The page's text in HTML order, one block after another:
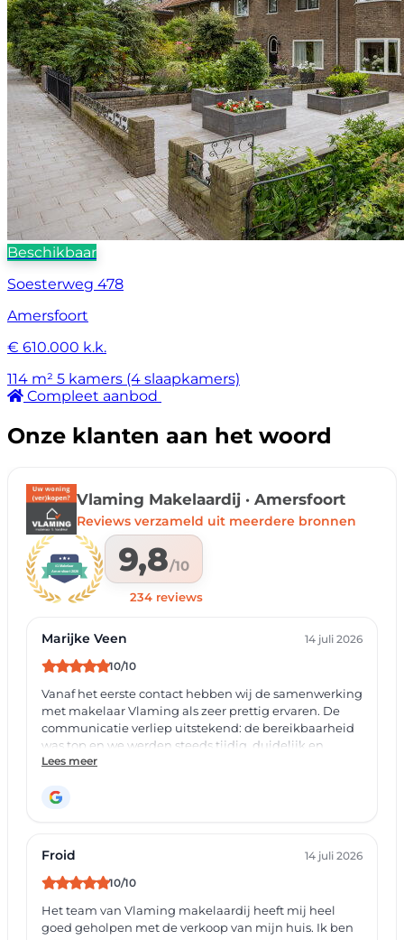
Beschikbaar
Soesterweg 478
Amersfoort
€ 610.000 k.k.
114 m² 5 kamers (4 slaapkamers)
Compleet aanbod
Onze klanten aan het woord